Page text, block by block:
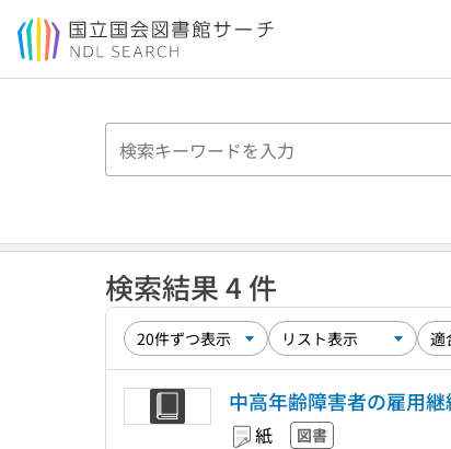
本文へ移動
検索結果 4 件
中高年齢障害者の雇用
紙 図書